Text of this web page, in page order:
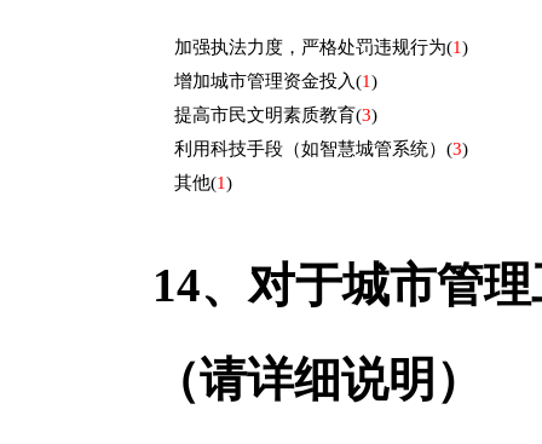
加强执法力度，严格处罚违规行为(1)
增加城市管理资金投入(1)
提高市民文明素质教育(3)
利用科技手段（如智慧城管系统） (3)
其他(1)
14、 对于城市管
（请详细说明）